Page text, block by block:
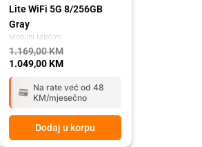
Mobilni telefoni
Lite WiFi 5G 8/256GB
Gray
1.169,00KM
1.049,00KM
Na rate već od 48
KM/mjesečno
Dodaj u korpu